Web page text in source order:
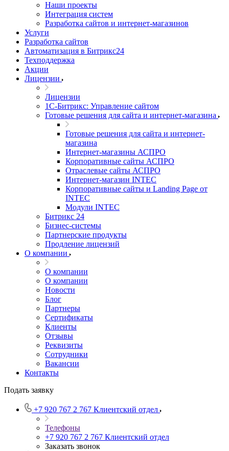
Наши проекты
Интеграция систем
Разработка сайтов и интернет-магазинов
Услуги
Разработка сайтов
Автоматизация в Битрикс24
Техподдержка
Акции
Лицензии
Лицензии
1С-Битрикс: Управление сайтом
Готовые решения для сайта и интернет-магазина
Готовые решения для сайта и интернет-
магазина
Интернет-магазины АСПРО
Корпоративные сайты АСПРО
Отраслевые сайты АСПРО
Интернет-магазин INTEC
Корпоративные сайты и Landing Page от
INTEC
Модули INTEC
Битрикс 24
Бизнес-системы
Партнерские продукты
Продление лицензий
О компании
О компании
О компании
Новости
Блог
Партнеры
Сертификаты
Клиенты
Отзывы
Реквизиты
Сотрудники
Вакансии
Контакты
Подать заявку
+7 920 767 2 767 Клиентский отдел
Телефоны
+7 920 767 2 767 Клиентский отдел
Заказать звонок